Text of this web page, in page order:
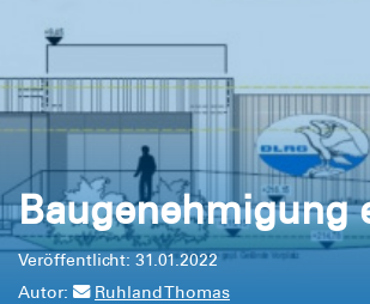
Baugenehmigung
Veröffentlicht: 31.01.2022
Autor:
Ruhland Thomas